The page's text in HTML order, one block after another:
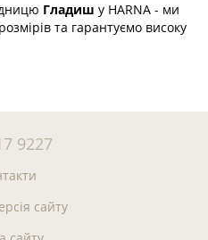
Гладиш у HARNA - ми
та гарантуємо високу
9227
сайту